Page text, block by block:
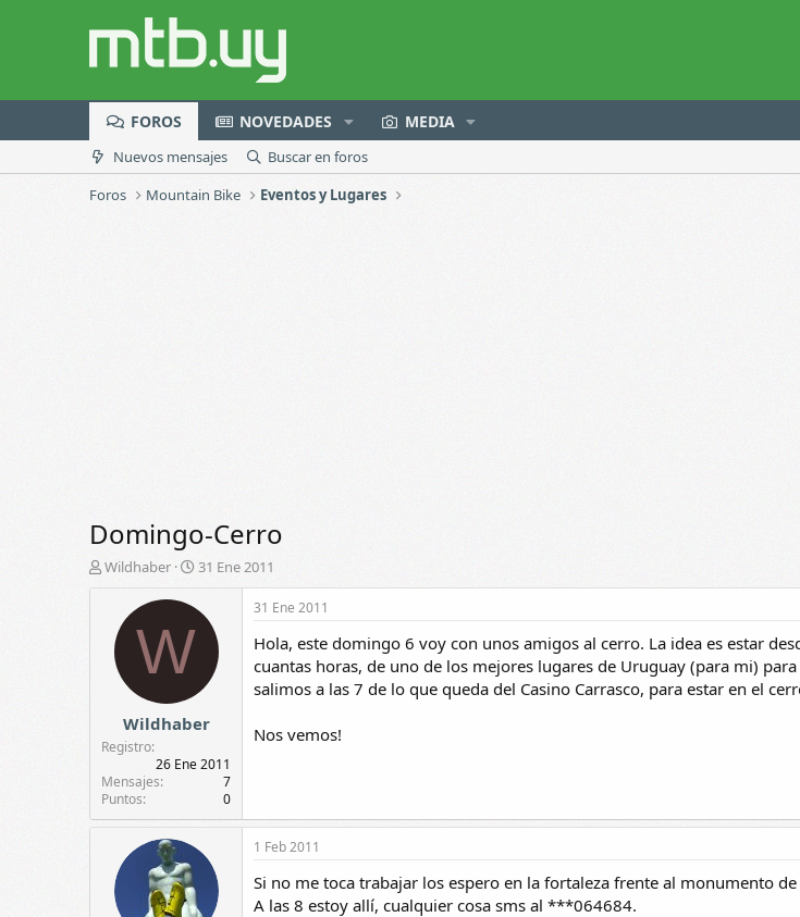
FOROS NOVEDADES MEDIA
Nuevos mensajes
Buscar en foros
Foros
Mountain Bike Eventos y Lugares
Domingo-Cerro
A
u
Wildhaber
F
e
c
e
n
c
31 Ene 2011
W
Wildhaber
Registro
26 Ene 2011
Mensajes
7
Puntos
0
31 Ene 2011
Hola, este domingo 6 voy con unos amigos al cerro. La idea es estar
cuantas horas, de uno de los mejores lugares de Uruguay (para mi)
salimos a las 7 de lo que queda del Casino Carrasco, para estar en el
Nos vemos!
1 Feb 2011
Si no me toca trabajar los espero en la fortaleza frente al monumento de
A las 8 estoy allí, cualquier cosa sms al ***064684.